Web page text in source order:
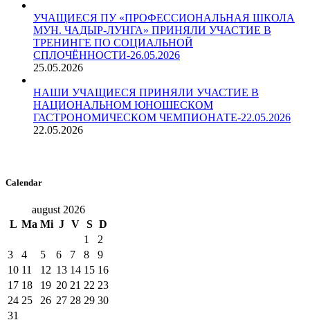
УЧАЩИЕСЯ ПУ «ПРОФЕССИОНАЛЬНАЯ ШКОЛА
МУН. ЧАДЫР-ЛУНГА» ПРИНЯЛИ УЧАСТИЕ В
ТРЕНИНГЕ ПО СОЦИАЛЬНОЙ
СПЛОЧЁННОСТИ-26.05.2026
25.05.2026
НАШИ УЧАЩИЕСЯ ПРИНЯЛИ УЧАСТИЕ В
НАЦИОНАЛЬНОМ ЮНОШЕСКОМ
ГАСТРОНОМИЧЕСКОМ ЧЕМПИОНАТЕ-22.05.2026
22.05.2026
Calendar
august 2026
L Ma Mi J V S D
1
2
3
4 5 6 7 8
9
10 11 12 13 14 15 16
17 18 19 20 21 22 23
24 25 26 27 28 29 30
31